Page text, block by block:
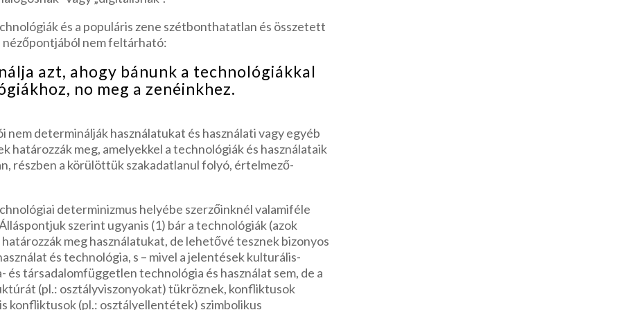
és a populáris zene szétbonthatatlan és összetett
nem feltárható:
azt, ahogy bánunk a technológiákkal
no meg a zenéinkhez.
nem determinálják használatukat és használati vagy egyéb
határozzák meg, amelyekkel a technológiák és használataik
részben a körülöttük szakadatlanul folyó, értelmező-
determinizmus helyébe szerzőinknél valamiféle
szerint ugyanis (1) bár a technológiák (azok
meg használatukat, de lehetővé tesznek bizonyos
és technológia, s – mivel a jelentések kulturális-
és társadalomfüggetlen technológia és használat sem, de a
(pl.: osztályviszonyokat) tükröznek, konfliktusok
konfliktusok (pl.: osztályellentétek) szimbolikus